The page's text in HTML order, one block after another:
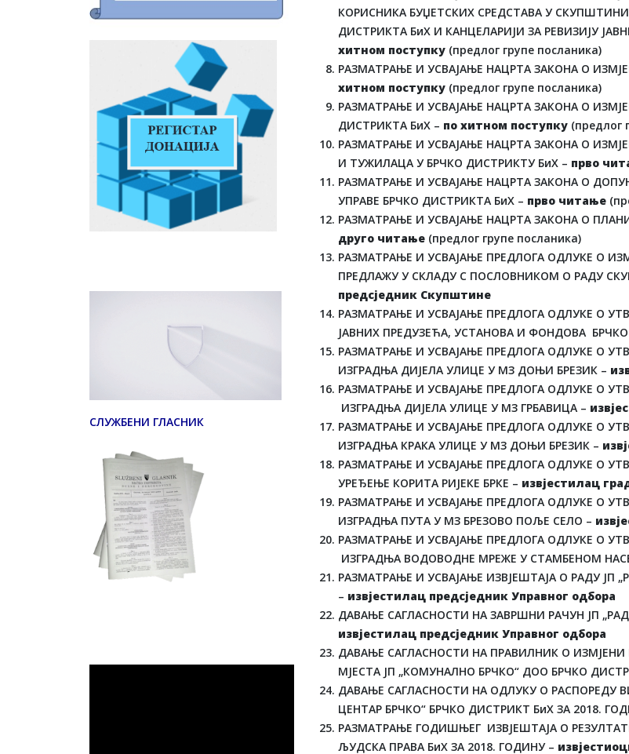
СЛУЖБЕНИ ГЛАСНИК
КОРИСНИКА БУЏЕТСКИХ СРЕДСТАВА У
ДИСТРИКТА БиХ И КАНЦЕЛАРИЈИ ЗА РЕВИЗИЈУ
хитном поступку (предлог групе посланика)
РАЗМАТРАЊЕ И УСВАЈАЊЕ НАЦРТА ЗАКОНА О
хитном поступку (предлог групе посланика)
РАЗМАТРАЊЕ И УСВАЈАЊЕ НАЦРТА ЗАКОНА О
ДИСТРИКТА БиХ – по хитном поступку (предлог
РАЗМАТРАЊЕ И УСВАЈАЊЕ НАЦРТА ЗАКОНА О
И ТУЖИЛАЦА У БРЧКО ДИСТРИКТУ БиХ – прво
РАЗМАТРАЊЕ И УСВАЈАЊЕ НАЦРТА ЗАКОНА О
УПРАВЕ БРЧКО ДИСТРИКТА БиХ – прво читање
РАЗМАТРАЊЕ И УСВАЈАЊЕ НАЦРТА ЗАКОНА О
друго читање (предлог групе посланика)
РАЗМАТРАЊЕ И УСВАЈАЊЕ ПРЕДЛОГА ОДЛУКЕ О
ПРЕДЛАЖУ У СКЛАДУ С ПОСЛОВНИКОМ О РАДУ
предсједник Скупштине
РАЗМАТРАЊЕ И УСВАЈАЊЕ ПРЕДЛОГА ОДЛУКЕ О
ЈАВНИХ ПРЕДУЗЕЋА, УСТАНОВА И ФОНДОВА
РАЗМАТРАЊЕ И УСВАЈАЊЕ ПРЕДЛОГА ОДЛУКЕ О
ИЗГРАДЊА ДИЈЕЛА УЛИЦЕ У МЗ ДОЊИ БРЕЗИК –
РАЗМАТРАЊЕ И УСВАЈАЊЕ ПРЕДЛОГА ОДЛУКЕ О
ИЗГРАДЊА ДИЈЕЛА УЛИЦЕ У МЗ ГРБАВИЦА –
РАЗМАТРАЊЕ И УСВАЈАЊЕ ПРЕДЛОГА ОДЛУКЕ О
ИЗГРАДЊА КРАКА УЛИЦЕ У МЗ ДОЊИ БРЕЗИК –
РАЗМАТРАЊЕ И УСВАЈАЊЕ ПРЕДЛОГА ОДЛУКЕ О
УРЕЂЕЊЕ КОРИТА РИЈЕКЕ БРКЕ – извјестилац
РАЗМАТРАЊЕ И УСВАЈАЊЕ ПРЕДЛОГА ОДЛУКЕ О
ИЗГРАДЊА ПУТА У МЗ БРЕЗОВО ПОЉЕ СЕЛО –
РАЗМАТРАЊЕ И УСВАЈАЊЕ ПРЕДЛОГА ОДЛУКЕ О
ИЗГРАДЊА ВОДОВОДНЕ МРЕЖЕ У СТАМБЕНОМ
РАЗМАТРАЊЕ И УСВАЈАЊЕ ИЗВЈЕШТАЈА О РАДУ ЈП
– извјестилац предсједник Управног одбора
ДАВАЊЕ САГЛАСНОСТИ НА ЗАВРШНИ РАЧУН ЈП
извјестилац предсједник Управног одбора
ДАВАЊЕ САГЛАСНОСТИ НА ПРАВИЛНИК О
МЈЕСТА ЈП „КОМУНАЛНО БРЧКО“ ДОО БРЧКО
ДАВАЊЕ САГЛАСНОСТИ НА ОДЛУКУ О РАСПОРЕДУ
ЦЕНТАР БРЧКО“ БРЧКО ДИСТРИКТ БиХ ЗА 2018.
РАЗМАТРАЊЕ ГОДИШЊЕГ ИЗВЈЕШТАЈА О
ЉУДСКА ПРАВА БиХ ЗА 2018. ГОДИНУ –